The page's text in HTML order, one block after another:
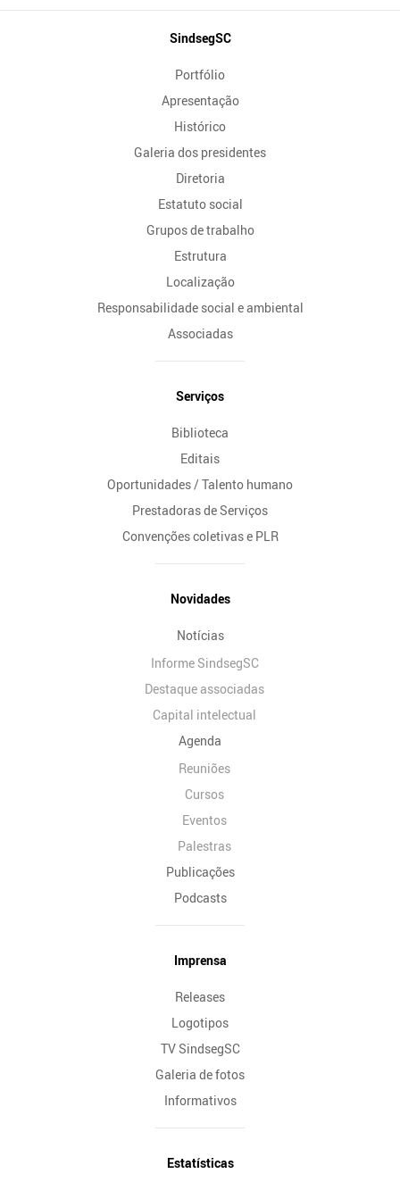
SindsegSC
Portfólio
Apresentação
Histórico
Galeria dos presidentes
Diretoria
Estatuto social
Grupos de trabalho
Estrutura
Localização
Responsabilidade social e ambiental
Associadas
Serviços
Biblioteca
Editais
Oportunidades / Talento humano
Prestadoras de Serviços
Convenções coletivas e PLR
Novidades
Notícias
Informe SindsegSC
Destaque associadas
Capital intelectual
Agenda
Reuniões
Cursos
Eventos
Palestras
Publicações
Podcasts
Imprensa
Releases
Logotipos
TV SindsegSC
Galeria de fotos
Informativos
Estatísticas